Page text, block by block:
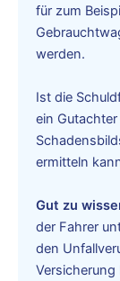
für zum
werden.
Ist die
ein
ermitteln
Gut zu
der Fahrer
den
Versicherung